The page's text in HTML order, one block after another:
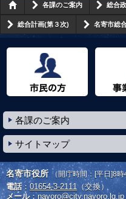
各課のご案内 総合
総合計画(第３次) 名寄市総
各課のご案内
サイトマップ
名寄市役所 （開庁時間：[平日]8
電話： 01654-3-2111 （交換）
メール： nayoro@city.nayoro.lg.jp